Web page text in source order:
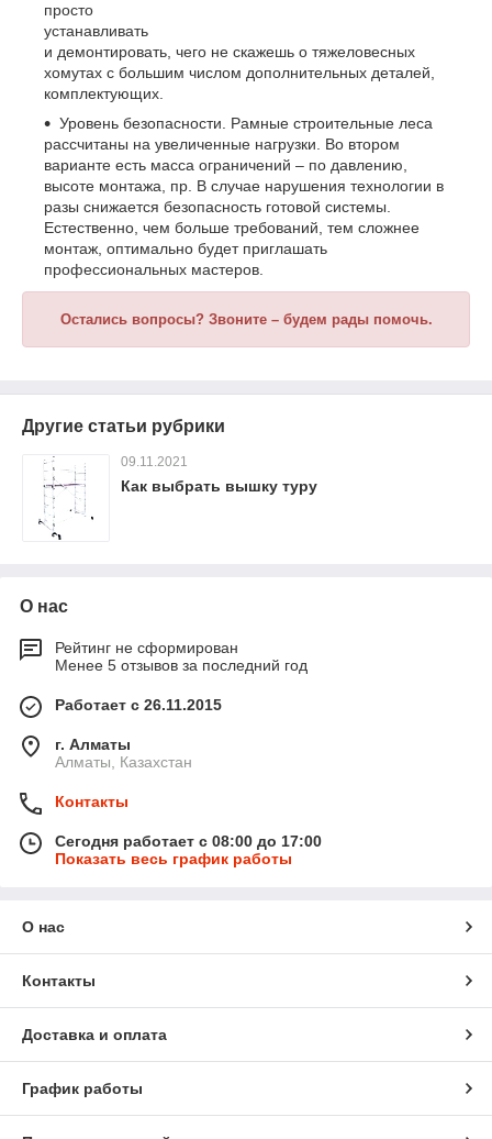
просто
устанавливать
и демонтировать, чего не скажешь о тяжеловесных
хомутах с большим числом дополнительных деталей,
комплектующих.
Уровень безопасности. Рамные строительные леса
рассчитаны на увеличенные нагрузки. Во втором
варианте есть масса ограничений – по давлению,
высоте монтажа, пр. В случае нарушения технологии в
разы снижается безопасность готовой системы.
Естественно, чем больше требований, тем сложнее
монтаж, оптимально будет приглашать
профессиональных мастеров.
Остались вопросы? Звоните – будем рады помочь.
Другие статьи рубрики
09.11.2021
Как выбрать вышку туру
О нас
Рейтинг не сформирован
Менее 5 отзывов за последний год
Работает с 26.11.2015
г. Алматы
Алматы, Казахстан
Контакты
Сегодня работает с 08:00 до 17:00
Показать весь график работы
О нас
Контакты
Доставка и оплата
График работы